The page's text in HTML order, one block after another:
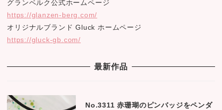
グランベルク公式ホームページ
https://glanzen-berg.com/
オリジナルブランド Gluck ホームページ
https://gluck-gb.com/
最新作品
No.3311 赤珊瑚のピンバッジをペンダ